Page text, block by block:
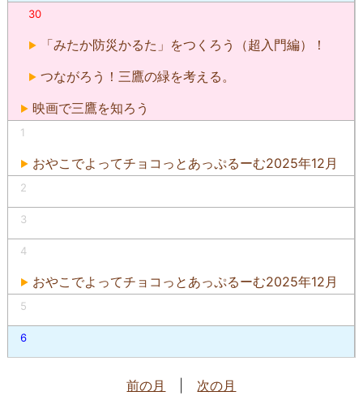
30
「みたか防災かるた」をつくろう（超入門編）！
つながろう！三鷹の緑を考える。
映画で三鷹を知ろう
1
おやこでよってチョコっとあっぷるーむ2025年12月
2
3
4
おやこでよってチョコっとあっぷるーむ2025年12月
5
6
前の月 次の月